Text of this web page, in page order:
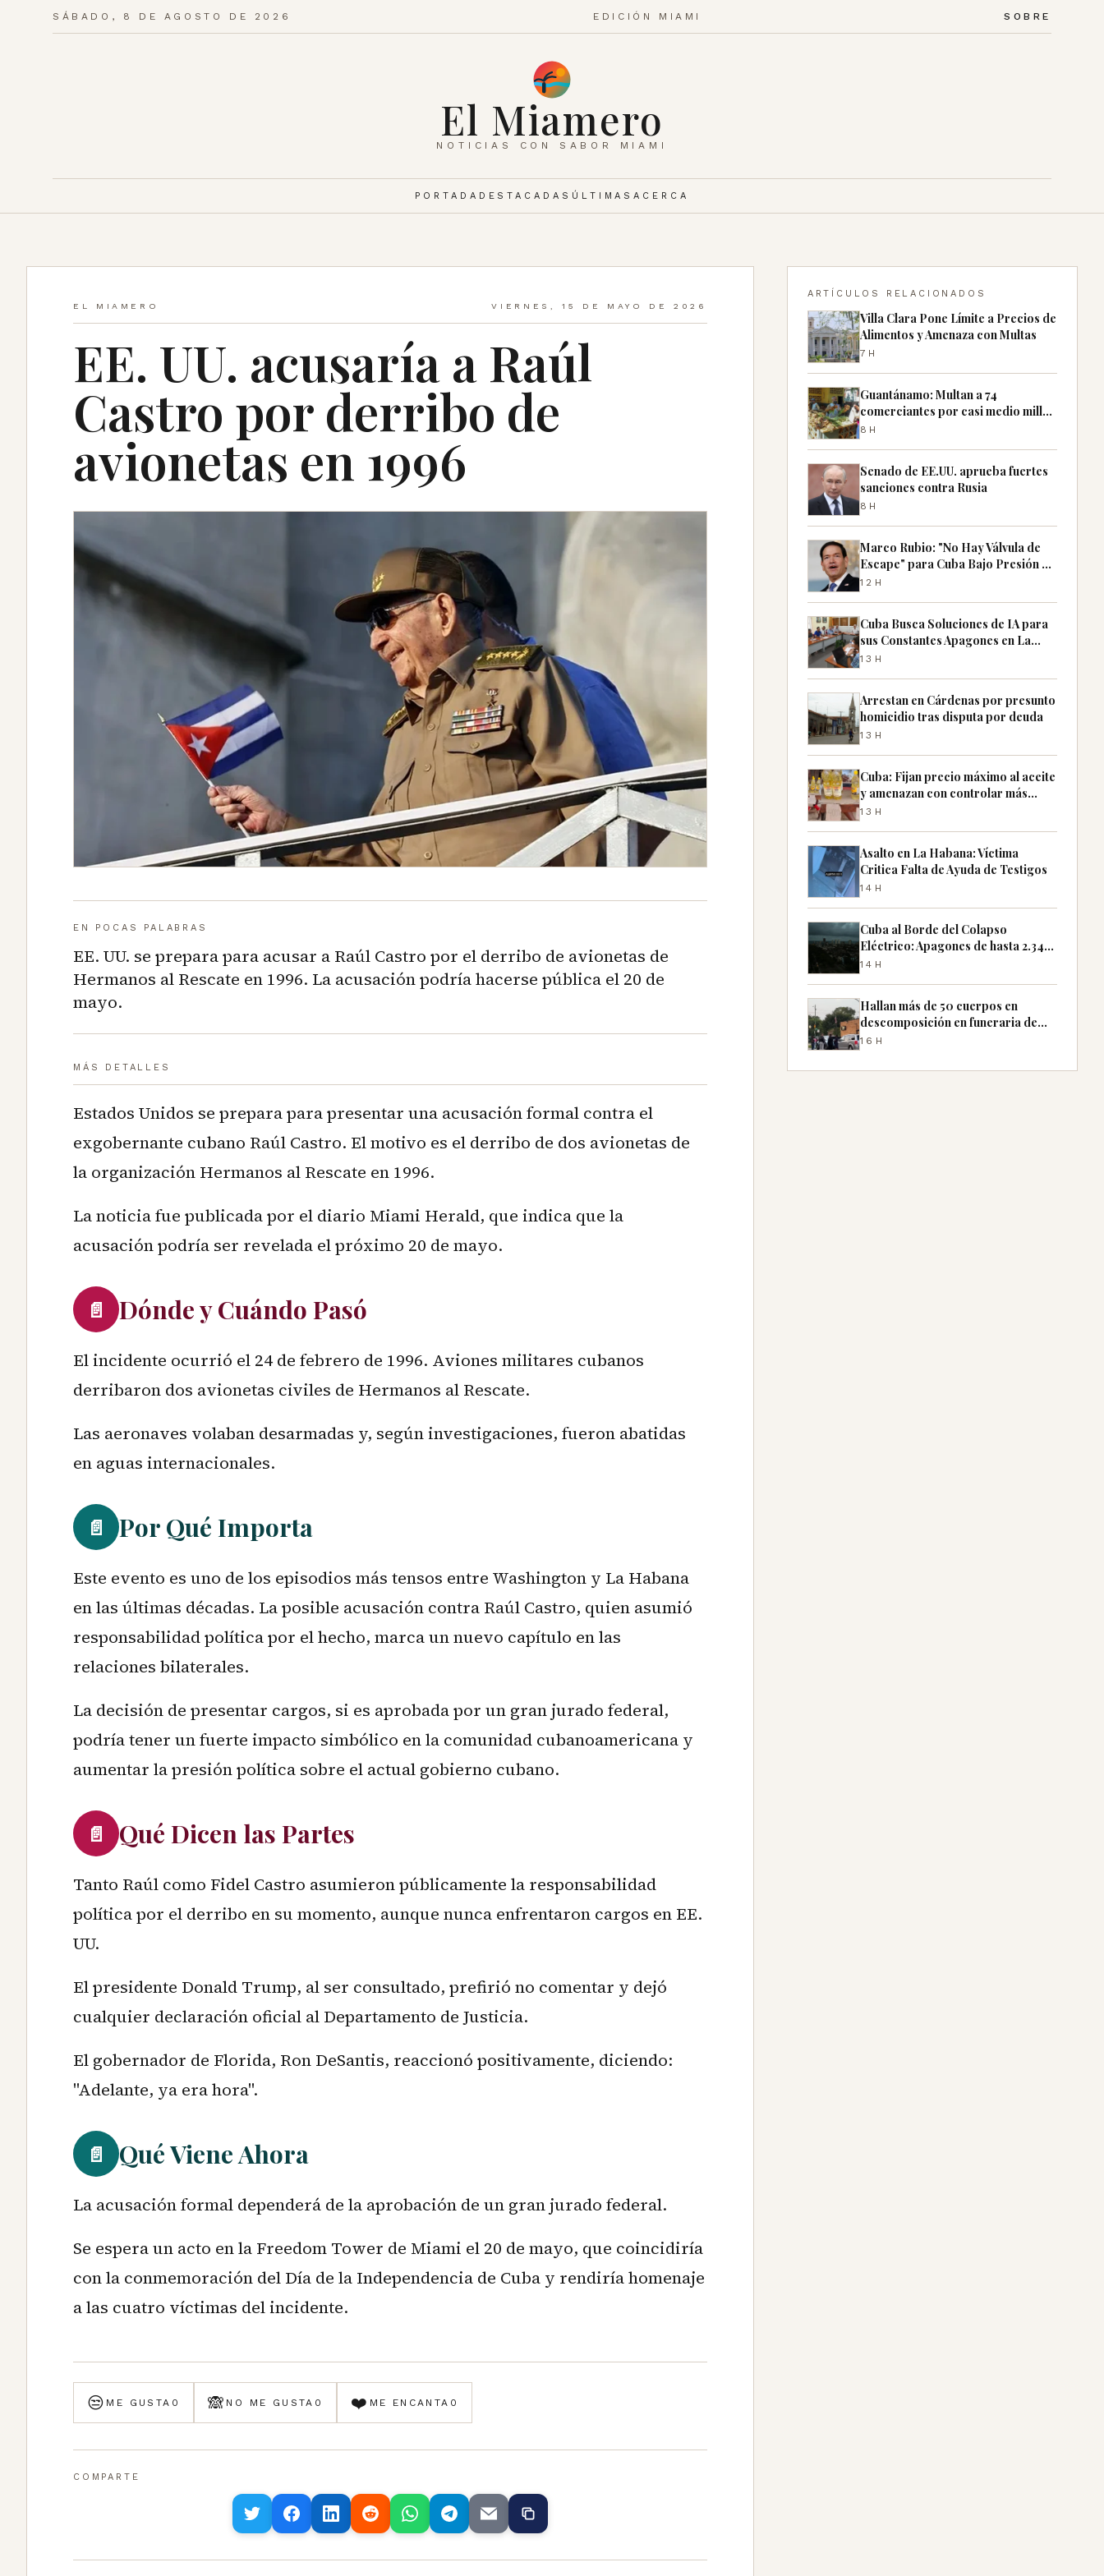
SÁBADO, 8 DE AGOSTO DE 2026 EDICIÓN MIAMI SOBRE
El Miamero
NOTICIAS CON SABOR MIAMI
PORTADA DESTACADAS ÚLTIMASACERCA
EL MIAMERO VIERNES, 15 DE MAYO DE 2026
EE. UU. acusaría a Raúl
Castro por derribo de
avionetas en 1996
EN POCAS PALABRAS
EE. UU. se prepara para acusar a Raúl Castro por el derribo de avionetas de
Hermanos al Rescate en 1996. La acusación podría hacerse pública el 20 de
mayo.
MÁS DETALLES
Estados Unidos se prepara para presentar una acusación formal contra el
exgobernante cubano Raúl Castro. El motivo es el derribo de dos avionetas de
la organización Hermanos al Rescate en 1996.
La noticia fue publicada por el diario Miami Herald, que indica que la
acusación podría ser revelada el próximo 20 de mayo.
📄 Dónde y Cuándo Pasó
El incidente ocurrió el 24 de febrero de 1996. Aviones militares cubanos
derribaron dos avionetas civiles de Hermanos al Rescate.
Las aeronaves volaban desarmadas y, según investigaciones, fueron abatidas
en aguas internacionales.
📄 Por Qué Importa
Este evento es uno de los episodios más tensos entre Washington y La Habana
en las últimas décadas. La posible acusación contra Raúl Castro, quien asumió
responsabilidad política por el hecho, marca un nuevo capítulo en las
relaciones bilaterales.
La decisión de presentar cargos, si es aprobada por un gran jurado federal,
podría tener un fuerte impacto simbólico en la comunidad cubanoamericana y
aumentar la presión política sobre el actual gobierno cubano.
📄 Qué Dicen las Partes
Tanto Raúl como Fidel Castro asumieron públicamente la responsabilidad
política por el derribo en su momento, aunque nunca enfrentaron cargos en EE.
UU.
El presidente Donald Trump, al ser consultado, prefirió no comentar y dejó
cualquier declaración oficial al Departamento de Justicia.
El gobernador de Florida, Ron DeSantis, reaccionó positivamente, diciendo:
"Adelante, ya era hora".
📄 Qué Viene Ahora
La acusación formal dependerá de la aprobación de un gran jurado federal.
Se espera un acto en la Freedom Tower de Miami el 20 de mayo, que coincidiría
con la conmemoración del Día de la Independencia de Cuba y rendiría homenaje
a las cuatro víctimas del incidente.
😒 ME GUSTA 0 🙈 NO ME GUSTA 0 ❤️ ME ENCANTA 0
COMPARTE
ARTÍCULOS RELACIONADOS
Villa Clara Pone Límite a Precios de
Alimentos y Amenaza con Multas
7H
Guantánamo: Multan a 74
comerciantes por casi medio millón
de pesos por especulación
8H
Senado de EE.UU. aprueba fuertes
sanciones contra Rusia
8H
Marco Rubio: "No Hay Válvula de
Escape" para Cuba Bajo Presión de
EE.UU.
12H
Cuba Busca Soluciones de IA para
sus Constantes Apagones en La
Habana
13H
Arrestan en Cárdenas por presunto
homicidio tras disputa por deuda
13H
Cuba: Fijan precio máximo al aceite
y amenazan con controlar más
productos
13H
Asalto en La Habana: Víctima
Critica Falta de Ayuda de Testigos
14H
Cuba al Borde del Colapso
Eléctrico: Apagones de hasta 2.340
MW Previstos
14H
Hallan más de 50 cuerpos en
descomposición en funeraria de
Chicago
16H